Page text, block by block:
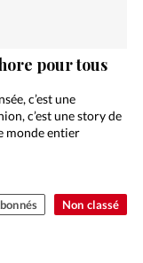
Non classé
pour tous
c’est une
c’est une story de
monde entier